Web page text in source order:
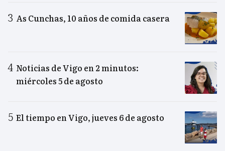
As Cunchas, 10 años de comida casera
Noticias de Vigo en 2 minutos:
miércoles 5 de agosto
El tiempo en Vigo, jueves 6 de agosto